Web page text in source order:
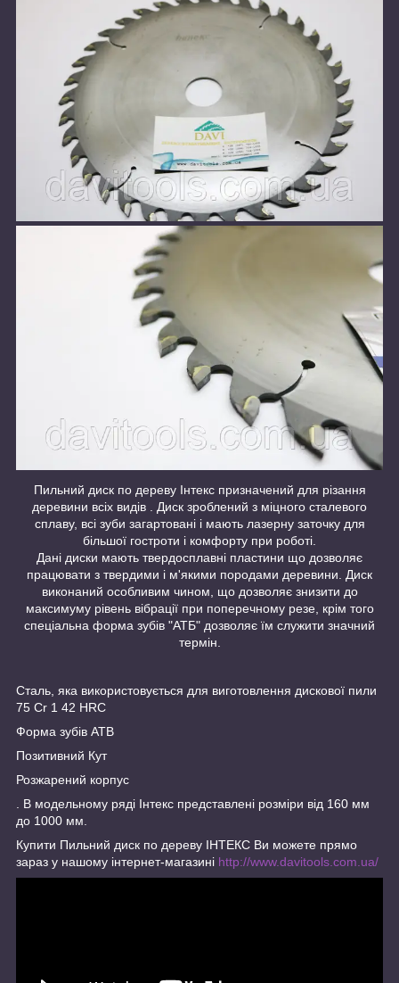
Пильний диск по дереву Інтекс призначений для різання
деревини всіх видів . Диск зроблений з міцного сталевого
сплаву, всі зуби загартовані і мають лазерну заточку для
більшої гостроти і комфорту при роботі.
Дані диски мають твердосплавні пластини що дозволяє
працювати з твердими і м'якими породами деревини. Диск
виконаний особливим чином, що дозволяє знизити до
максимуму рівень вібрації при поперечному резе, крім того
спеціальна форма зубів "АТБ" дозволяє їм служити значний
термін.
Сталь, яка використовується для виготовлення дискової пили
75 Cr 1 42 HRC
Форма зубів ATB
Позитивний Кут
Розжарений корпус
. В модельному ряді Інтекс представлені розміри від 160 мм
до 1000 мм.
Купити Пильний диск по дереву ІНТЕКС Ви можете прямо
зараз у нашому інтернет-магазині http://www.davitools.com.ua/